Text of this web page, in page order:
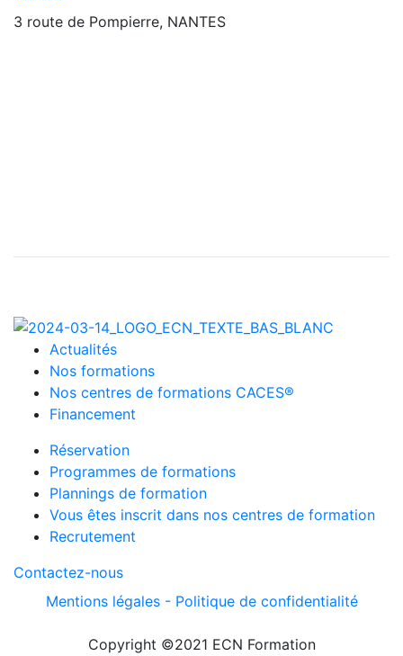
3 route de Pompierre, NANTES
Actualités
Nos formations
Nos centres de formations CACES®
Financement
Réservation
Programmes de formations
Plannings de formation
Vous êtes inscrit dans nos centres de formation
Recrutement
Contactez-nous
Mentions légales - Politique de confidentialité
Copyright ©2021 ECN Formation